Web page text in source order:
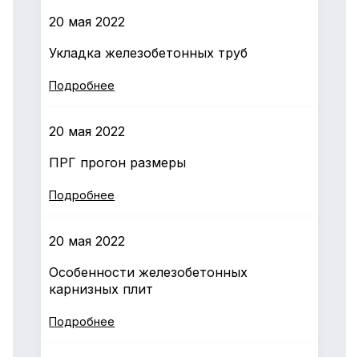
20 мая 2022
Укладка железобетонных труб
Подробнее
20 мая 2022
ПРГ прогон размеры
Подробнее
20 мая 2022
Особенности железобетонных
карнизных плит
Подробнее